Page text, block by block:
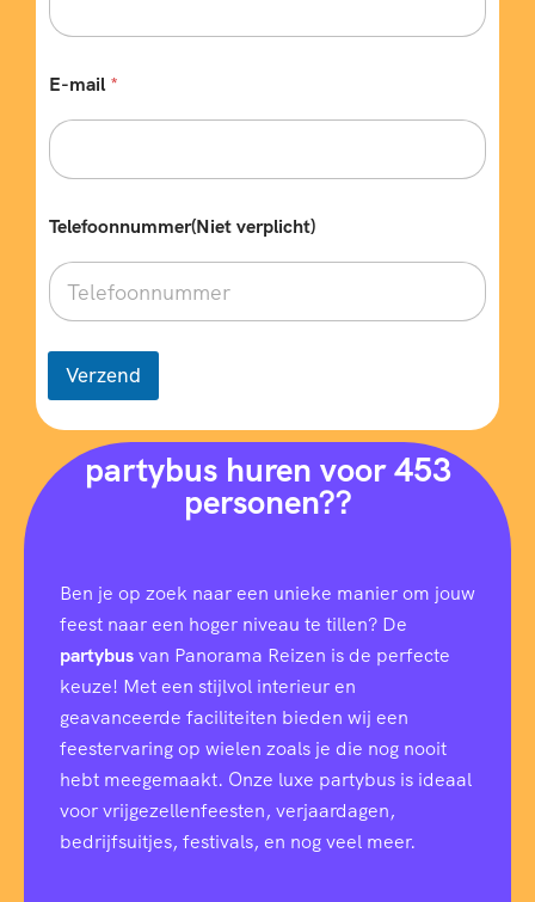
E-mail *
Telefoonnummer(Niet verplicht)
Verzend
partybus huren voor 453
personen??
Ben je op zoek naar een unieke manier om jouw
feest naar een hoger niveau te tillen? De
partybusvan Panorama Reizen is de perfecte
keuze! Met een stijlvol interieur en
geavanceerde faciliteiten bieden wij een
feestervaring op wielen zoals je die nog nooit
hebt meegemaakt. Onze luxe partybus is ideaal
voor vrijgezellenfeesten, verjaardagen,
bedrijfsuitjes, festivals, en nog veel meer.